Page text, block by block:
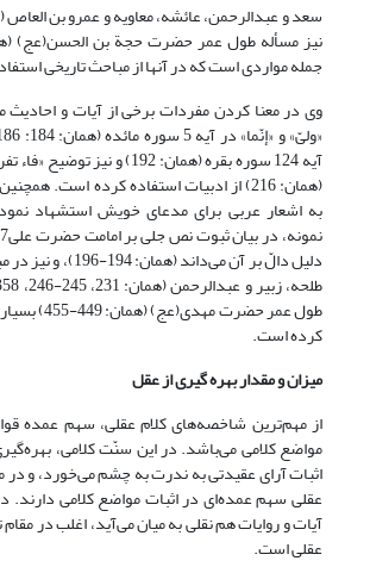
جمله مواردی است که در آنها از مباحث تاریخی
وی در معنا کردن مفردات برخی از آیات و احادیث
آیه 124 سوره بقره (همان: 192) و
(همان: 216) از ادبیات استفاده کرده است.
به اشعار عربی برای مدعای خویش استشهاد
دلیل دالّ بر آن می‌داند
طول عمر حضرت
کرده است.
میزان و مقدار بهره گیری از عقل
از مهم‌ترین شاخصه‌های کلام عقلی، سهم عمده
مواضع کلامی می‌باشد. در این سنّت کلامی،
اثبات آرای عقیدتی به ندرت به چشم می‌خورد، و در
عقلی سهم عمده‌ای در اثبات مواضع کلامی دارند.
آیات و روایات هم نقلی به میان می‌آید، اغلب در مقام
عقلی است.